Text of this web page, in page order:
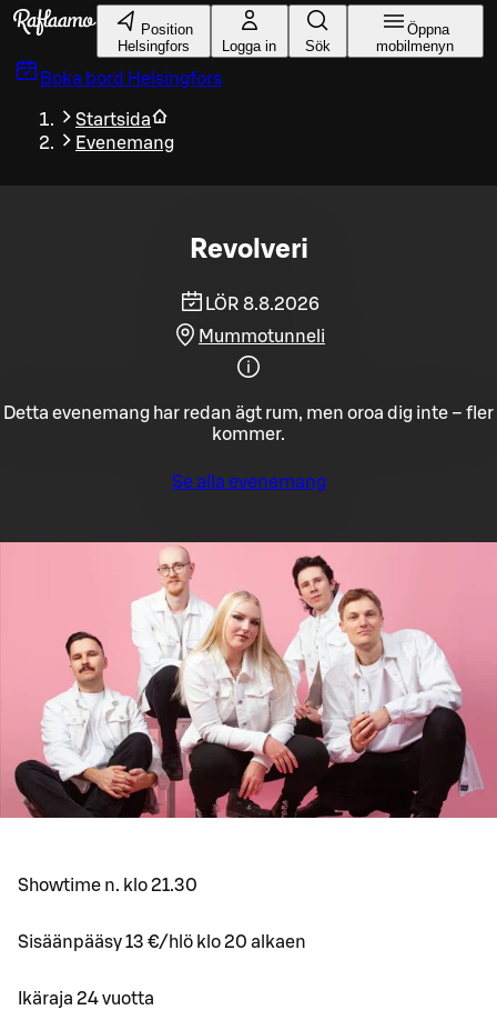
Gå till huvudinnehållet
Position
Helsingfors
Logga in Sök
Öppna
mobilmenyn
Boka bord Helsingfors
Startsida
Evenemang
Revolveri
LÖR 8.8.2026
Mummotunneli
Detta evenemang har redan ägt rum, men oroa dig inte – fler
kommer.
Se alla evenemang
Showtime n. klo 21.30
Sisäänpääsy 13 €/hlö klo 20 alkaen
Ikäraja 24 vuotta